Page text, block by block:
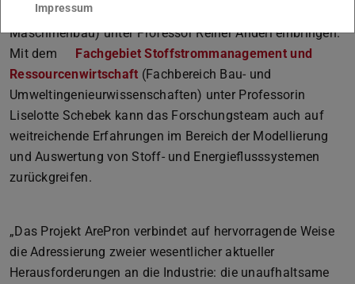
Datenverarbeitung in der Konstruktion
Maschinenbau) unter Professor Reiner Anderl einbringen.
Mit dem
Fachgebiet Stoffstrommanagement und
Ressourcenwirtschaft (Fachbereich Bau- und
Umweltingenieurwissenschaften) unter Professorin
Liselotte Schebek kann das Forschungsteam auch auf
weitreichende Erfahrungen im Bereich der Modellierung
und Auswertung von Stoff- und Energieflusssystemen
zurückgreifen.
„Das Projekt ArePron verbindet auf hervorragende Weise
die Adressierung zweier wesentlicher aktueller
Herausforderungen an die Industrie: die unaufhaltsame
Impressum